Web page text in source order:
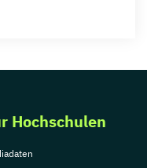
Hochschulen